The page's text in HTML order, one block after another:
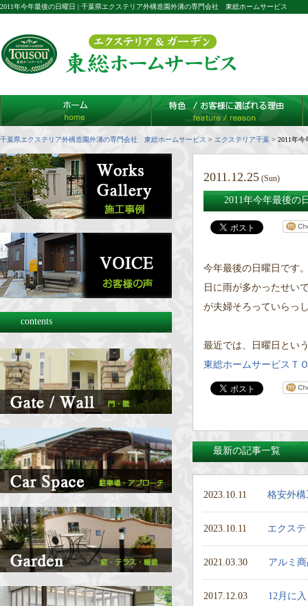
2011年今年最後の日曜日 | 千葉県エクステリア外構造園外溝の専門会社 東総ホームサービス
千葉県エクステリア外構造園外溝の専門会社 東総ホームサービス > エクステリア千葉 > 2011年今
2011.12.25 (Sun)
2011年今年最後の
今年最後の日曜日です
日に雨が多かったせい
が夫婦そろっていらっ
最近では、日曜日とい
東総ホームサービスＴ
最新の記事一覧
2023.10.11 格安外
2023.10.11 エクス
2021.03.30 アルミ
2017.12.03 12月に
contents